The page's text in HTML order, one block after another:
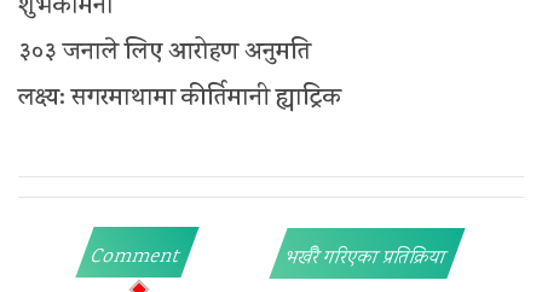
३०३ जनाले लिए आरोहण अनुमति
लक्ष्य: सगरमाथामा कीर्तिमानी ह्याट्रिक
Comment भर्खरै गरिएका प्रतिक्रिया